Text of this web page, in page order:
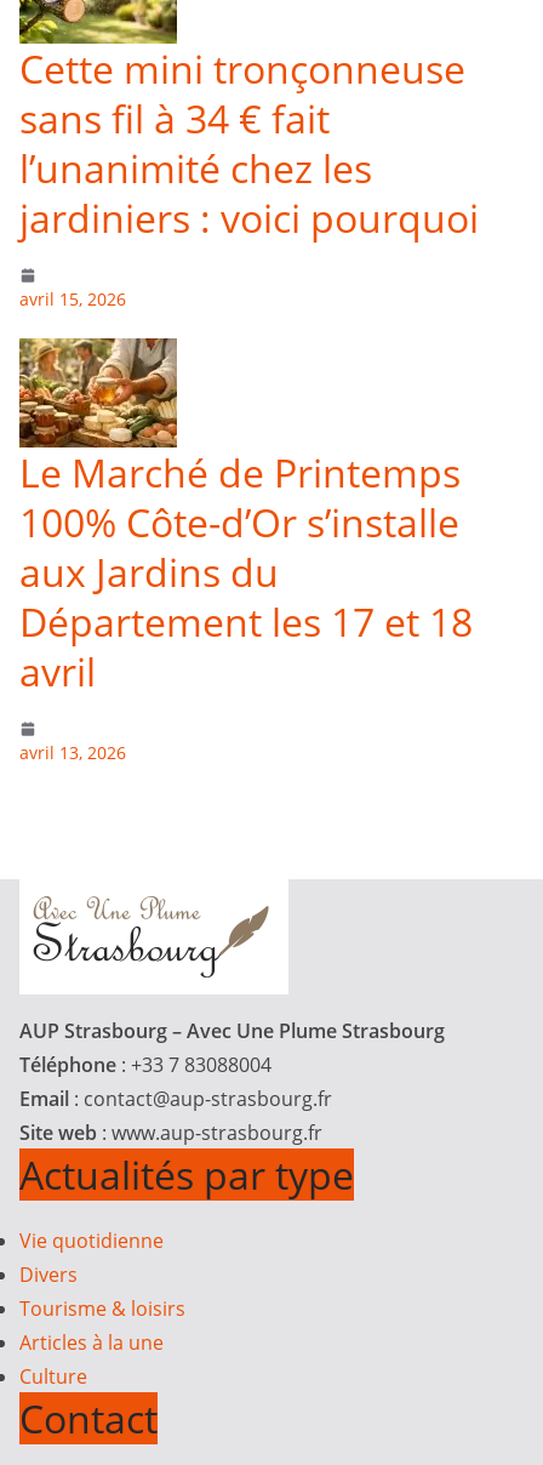
Cette mini tronçonneuse
sans fil à 34 € fait
l’unanimité chez les
jardiniers : voici pourquoi
avril 15, 2026
Le Marché de Printemps
100% Côte-d’Or s’installe
aux Jardins du
Département les 17 et 18
avril
avril 13, 2026
AUP Strasbourg – Avec Une Plume Strasbourg
Téléphone : +33 7 83088004
Email : contact@aup-strasbourg.fr
Site web : www.aup-strasbourg.fr
Actualités par type
Vie quotidienne
Divers
Tourisme & loisirs
Articles à la une
Culture
Contact